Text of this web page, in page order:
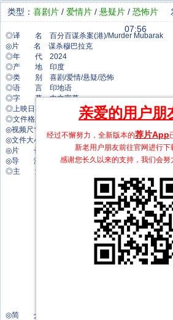
类型： 喜剧片 / 爱情片 / 悬疑片 / 恐怖片
07:56
◎译 名 百分百谋杀案(港)/Murder Mubarak
◎片 名 谋杀穆巴拉克
◎年 代 2024
◎产 地 印度
◎类 别 喜剧/爱情/悬疑/恐怖
◎语 言 印地语
◎字 幕 中文字幕
◎上映日期 2024-03-15(印度)
◎文件格式 x264 + ACC
◎视频尺寸 1920 x 1080
◎文件大小 3392 MB
◎片 长 140 Mins
◎导 演 霍米·阿达哈尼亚
◎主 演 潘卡·特里帕蒂
卡瑞诗玛·卡普尔
蒂丝卡·乔普拉
◎简 介
亲爱的用户朋
经过不懈努力，全新版本的荐片App
新老用户朋友前往官网进行下
感谢您长久以来的支持，我们会努